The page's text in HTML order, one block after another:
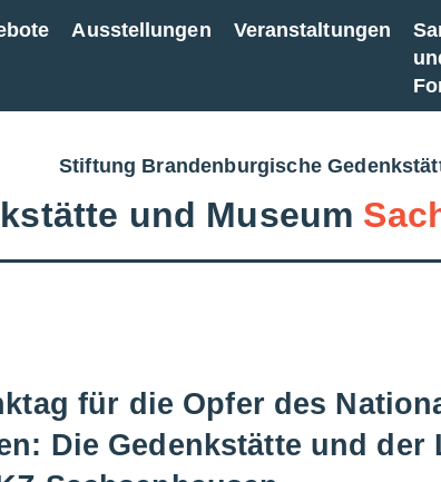
Ausstellungen Veranstaltungen
Stiftung Brandenburgische
und Museum
für die Opfer des
Die Gedenkstätte und